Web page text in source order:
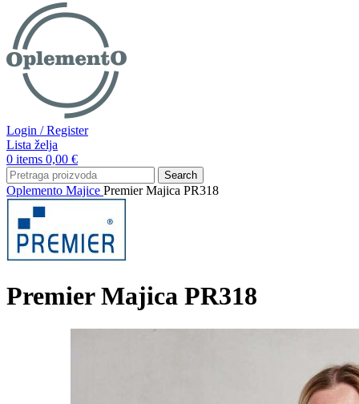
Login / Register
Lista želja
0 items 0,00 €
Search
Oplemento Majice Premier Majica PR318
Premier Majica PR318